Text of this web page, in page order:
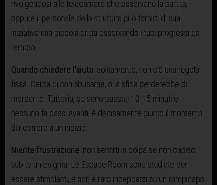
rivolgendosi alle telecamere che osservano la partita,
oppure il personale della struttura può fornirti di sua
iniziativa una piccola dritta osservando i tuoi progressi da
remoto.
Quando chiedere l’aiuto: solitamente, non c’è una regola
fissa. Cerca di non abusarne, o la sfida perderebbe di
mordente. Tuttavia, se sono passati 10-15 minuti e
nessuno fa passi avanti, è decisamente giunto il momento
di ricorrere a un indizio.
Niente frustrazione: non sentirti in colpa se non capisci
subito un enigma. Le Escape Room sono studiate per
essere stimolanti, e non è raro incepparsi su un rompicapo